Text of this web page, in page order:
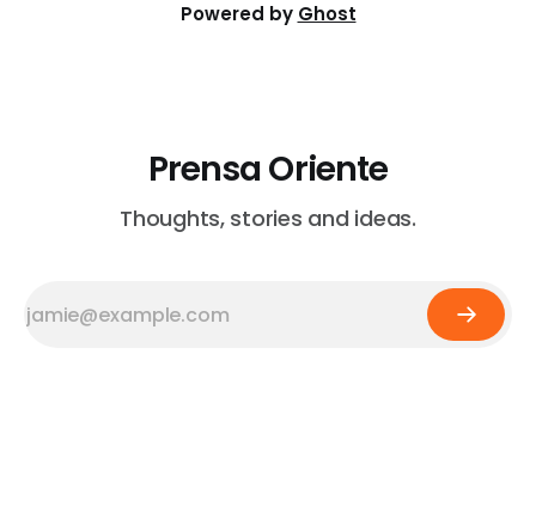
Powered by Ghost
Prensa Oriente
Thoughts, stories and ideas.